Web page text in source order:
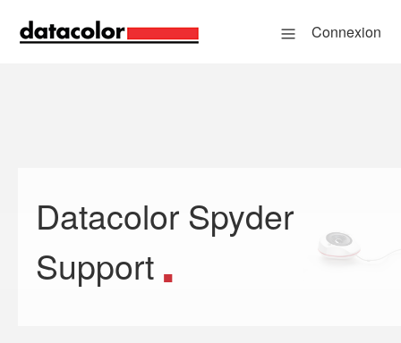
Connexion
Datacolor Spyder
Support
Recherche